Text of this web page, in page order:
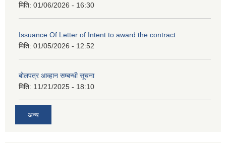
मिति: 01/06/2026 - 16:30
Issuance Of Letter of Intent to award the contract
मिति: 01/05/2026 - 12:52
बोलपत्र आव्हान सम्बन्धी सूचना
मिति: 11/21/2025 - 18:10
अन्य